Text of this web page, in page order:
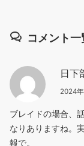
コメント一
日下
2024
ブレイドの場合、
なりありますね。
報で。